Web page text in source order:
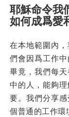
耶穌命令我
如何成爲愛
在本地範圍內
們會因爲工作
畢竟，我們每
中的人，能夠
要。我們分享
個普通的工作環